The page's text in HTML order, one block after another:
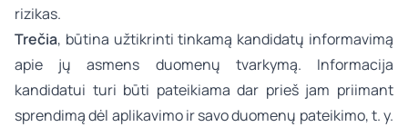
rizikas.
Trečia, būtina užtikrinti tinkamą kandidatų informavimą
apie jų asmens duomenų tvarkymą. Informacija
kandidatui turi būti pateikiama dar prieš jam priimant
sprendimą dėl aplikavimo ir savo duomenų pateikimo, t. y.